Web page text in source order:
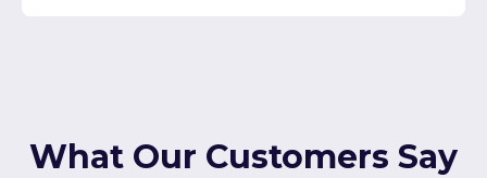
What Our Customers Say